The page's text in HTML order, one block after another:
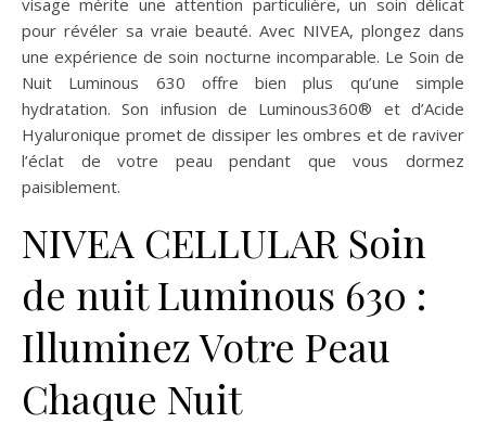
visage mérite une attention particulière, un soin délicat
pour révéler sa vraie beauté. Avec NIVEA, plongez dans
une expérience de soin nocturne incomparable. Le Soin de
Nuit Luminous 630 offre bien plus qu’une simple
hydratation. Son infusion de Luminous360® et d’Acide
Hyaluronique promet de dissiper les ombres et de raviver
l’éclat de votre peau pendant que vous dormez
paisiblement.
NIVEA CELLULAR Soin
de nuit Luminous 630 :
Illuminez Votre Peau
Chaque Nuit